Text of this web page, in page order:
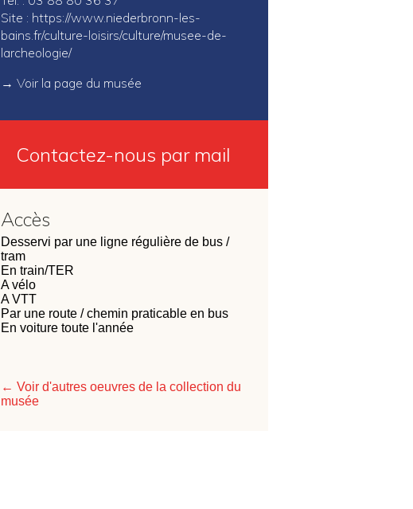
Site : https://www.niederbronn-les-
bains.fr/culture-loisirs/culture/musee-de-
larcheologie/
→ Voir la page du musée
Contactez-nous par mail
Accès
Desservi par une ligne régulière de bus /
tram
En train/TER
A vélo
A VTT
Par une route / chemin praticable en bus
En voiture toute l'année
← Voir d'autres oeuvres de la collection du
musée